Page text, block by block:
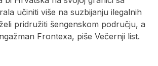
učiniti više na suzbijanju ilegalnih
pridružiti šengenskom području, a
Frontexa, piše Večernji list.